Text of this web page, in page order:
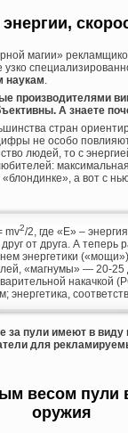
магии»
наукам.
производителями
А знаете
стран
не особо
людей, то с
максимальная
а вот с
mv2/2, где «Е» –
от друга. А теперь
энергетики
«магнумы» — 20-
накачкой
за пули имеют в
для
весом пули
оружия